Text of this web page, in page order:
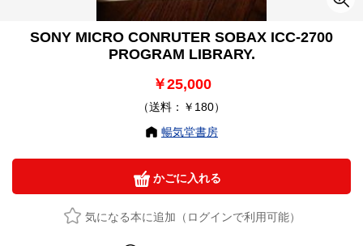
SONY MICRO CONRUTER SOBAX ICC-2700
PROGRAM LIBRARY.
￥25,000
（送料：￥180）
暢気堂書房
かごに入れる
気になる本に追加（ログインで利用可能）